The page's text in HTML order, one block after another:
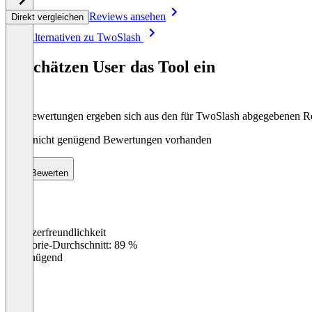
Direkt vergleichen Reviews ansehen
Alle Alternativen zu TwoSlash
So schätzen User das Tool ein
Die Bewertungen ergeben sich aus den für TwoSlash abgegebenen
Noch nicht genügend Bewertungen vorhanden
Bewerten
Benutzerfreundlichkeit
Kategorie-Durchschnitt: 89 %
Ungenügend